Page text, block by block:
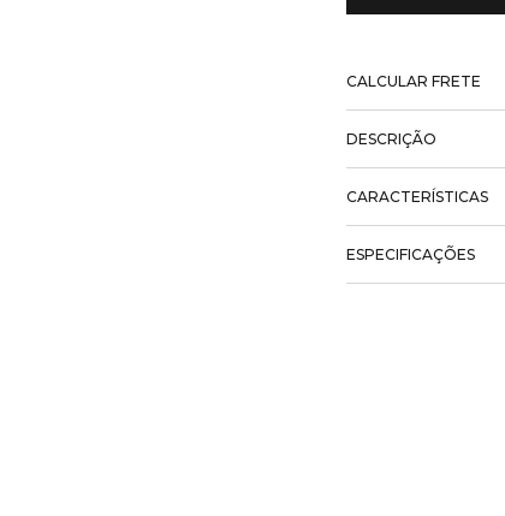
CALCULAR FRETE
DESCRIÇÃO
CARACTERÍSTICAS
ESPECIFICAÇÕES